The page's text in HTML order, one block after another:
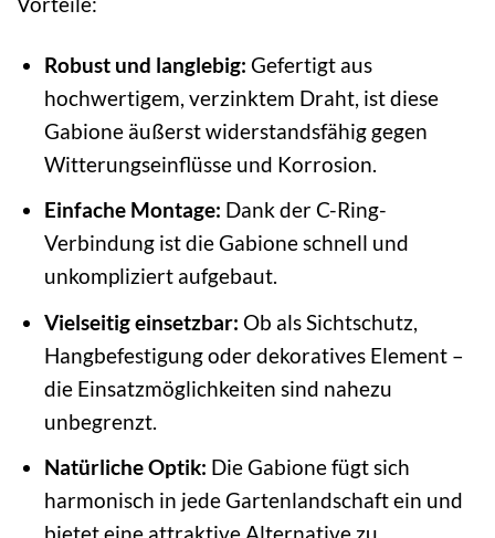
Robust und langlebig: Gefertigt aus
hochwertigem, verzinktem Draht, ist diese
Gabione äußerst widerstandsfähig gegen
Witterungseinflüsse und Korrosion.
Einfache Montage: Dank der C-Ring-
Verbindung ist die Gabione schnell und
unkompliziert aufgebaut.
Vielseitig einsetzbar: Ob als Sichtschutz,
Hangbefestigung oder dekoratives Element –
die Einsatzmöglichkeiten sind nahezu
unbegrenzt.
Natürliche Optik: Die Gabione fügt sich
harmonisch in jede Gartenlandschaft ein und